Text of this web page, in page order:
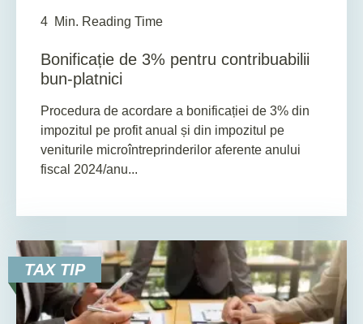
4 Min. Reading Time
Bonificație de 3% pentru contribuabilii
bun-platnici
Procedura de acordare a bonificației de 3% din
impozitul pe profit anual și din impozitul pe
veniturile microîntreprinderilor aferente anului
fiscal 2024/anu...
TAX TIP